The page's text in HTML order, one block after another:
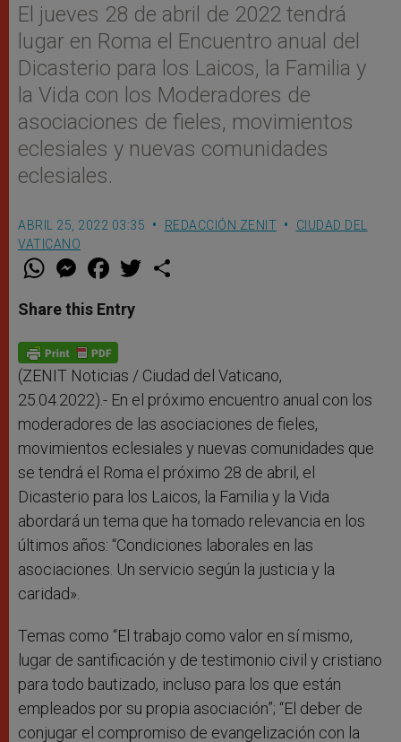
El jueves 28 de abril de 2022 tendrá
lugar en Roma el Encuentro anual del
Dicasterio para los Laicos, la Familia y
la Vida con los Moderadores de
asociaciones de fieles, movimientos
eclesiales y nuevas comunidades
eclesiales.
ABRIL 25, 2022 03:35 REDACCIÓN ZENIT
CIUDAD DEL
VATICANO
W
t
s
p
p
M
e
s
e
g
e
r
F
a
e
b
o
k
w
Share this Entry
(ZENIT Noticias / Ciudad del Vaticano,
25.04.2022).- En el próximo encuentro anual con los
moderadores de las asociaciones de fieles,
movimientos eclesiales y nuevas comunidades que
se tendrá el Roma el próximo 28 de abril, el
Dicasterio para los Laicos, la Familia y la Vida
abordará un tema que ha tomado relevancia en los
últimos años: “Condiciones laborales en las
asociaciones. Un servicio según la justicia y la
caridad».
Temas como “El trabajo como valor en sí mismo,
lugar de santificación y de testimonio civil y cristiano
para todo bautizado, incluso para los que están
empleados por su propia asociación”; “El deber de
conjugar el compromiso de evangelización con la